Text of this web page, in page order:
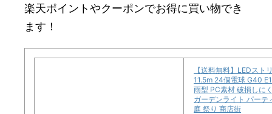
楽天ポイントやクーポンでお得に買い物でき
ます！
【送料無料】LEDスト
11.5m 24個電球 G40
雨型 PC素材 破損しに
ガーデンライト パーテ
庭 祭り 商店街